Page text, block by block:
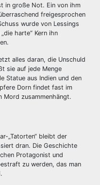
in große Not. Ein von ihm
freigesprochen
wurde von Lessings
harte“ Kern ihn
alles daran, die Unschuld
sie auf jede Menge
Statue aus Indien und den
Dorn findet fast im
Mord zusammenhängt.
„Tatorten“ bleibt der
dran. Die Geschichte
Protagonist und
zu werden, das man